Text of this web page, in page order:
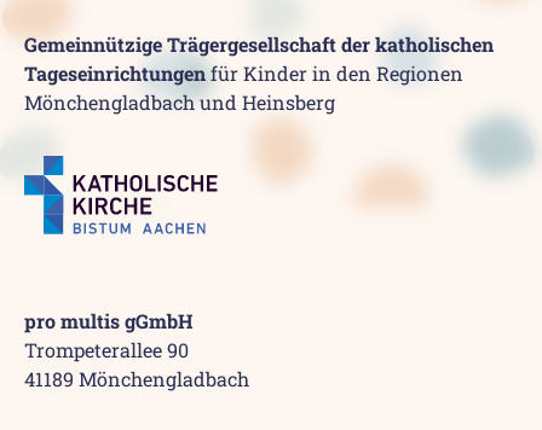
Gemeinnützige Trägergesellschaft der katholischen
Tageseinrichtungenfür Kinder in den Regionen
Mönchengladbach und Heinsberg
pro multis gGmbH
Trompeterallee 90
41189 Mönchengladbach